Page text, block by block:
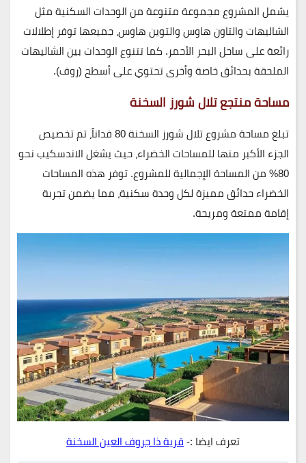
يشمل المشروع مجموعة متنوعة من الوحدات السكنية مثل
الشاليهات والتاون هاوس والتوين هاوس، جميعها توفر إطلالات
رائعة على ساحل البحر الأحمر. كما تتنوع الوحدات بين الشاليهات
الملحقة بحدائق خاصة وأخرى تحتوي على أسطح (روف).
مساحة منتجع تلال شورز السخنة
تبلغ مساحة مشروع تلال شورز السخنة 80 فداناً، تم تخصيص
الجزء الأكبر منها للمساحات الخضراء، حيث يشغل الاندسكيب نحو
80% من المساحة الإجمالية للمشروع. توفر هذه المساحات
الخضراء حدائق مميزة لكل وحدة سكنية، مما يضمن تجربة
إقامة ممتعة ومريحة.
تعرف ايضا :-قرية ذا جروف العين السخنة